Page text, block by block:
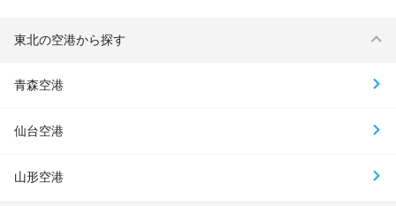
東北の空港から探す
青森空港
仙台空港
山形空港